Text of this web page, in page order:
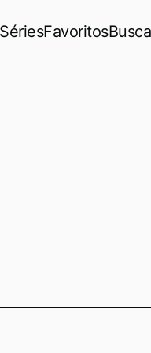
FavoritosBusca